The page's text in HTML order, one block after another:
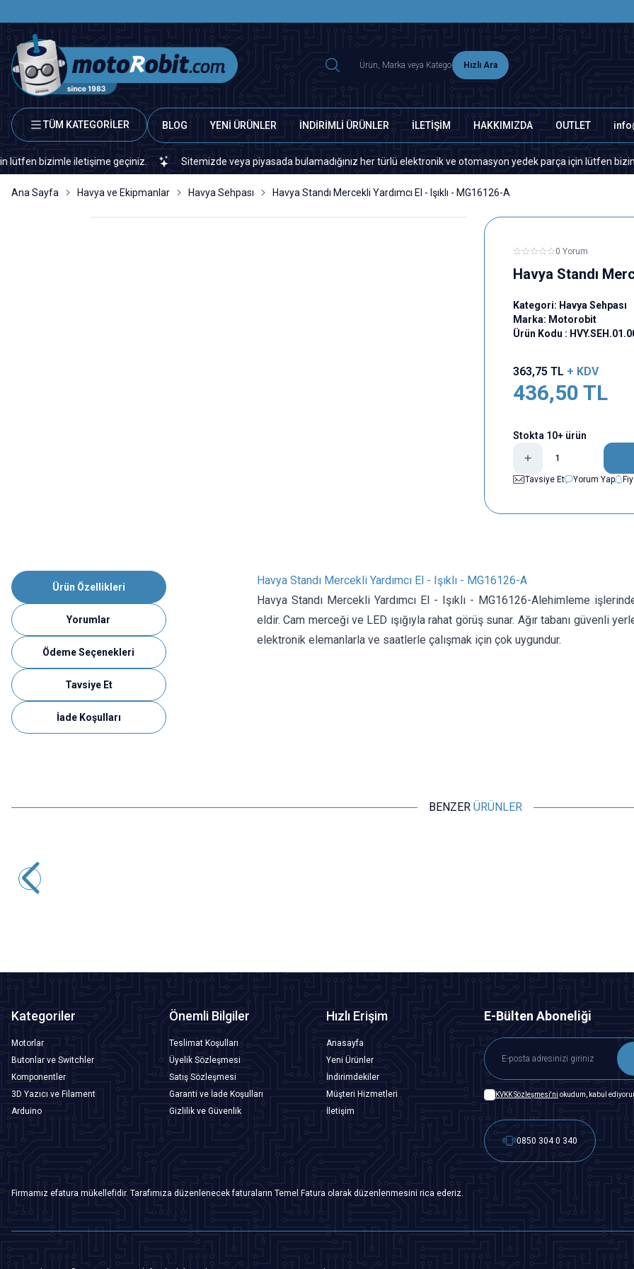
Hızlı Ara
TÜM KATEGORİLER BLOG YENİ ÜRÜNLER İNDİRİMLİ ÜRÜNLER İLETİŞİM HAKKIMIZDA OUTLET
bizimle iletişime geçiniz. Sitemizde veya piyasada bulamadığınız her türlü elektronik ve otomasyon yedek parça için lütfen bizimle
Ana Sayfa Havya ve Ekipmanlar Havya Sehpası Havya Standı Mercekli Yardımcı El - Işıklı - MG16126-A
0 Yorum
Havya Standı
Kategori: Havya Sehpası
Marka: Motorobit
Ürün Kodu :
363,75 TL + KDV
436,50 TL
Stokta 10+ ürün
Tavsiye Et
Yorum Yap
Ürün Özellikleri
Yorumlar
Ödeme Seçenekleri
Tavsiye Et
İade Koşulları
Havya Standı Mercekli Yardımcı El - Işıklı - MG16126-A
Havya Standı Mercekli Yardımcı El - Işıklı - MG16126-Alehimleme
eldir. Cam merceği ve LED ışığıyla rahat görüş sunar. Ağır tabanı güvenli
elektronik elemanlarla ve saatlerle çalışmak için çok uygundur.
BENZER ÜRÜNLER
Kategoriler
Motorlar
Butonlar ve Switchler
Komponentler
3D Yazıcı ve Filament
Arduino
Önemli Bilgiler
Teslimat Koşulları
Üyelik Sözleşmesi
Satış Sözleşmesi
Garanti ve İade Koşulları
Gizlilik ve Güvenlik
Hızlı Erişim
Anasayfa
Yeni Ürünler
İndirimdekiler
Müşteri Hizmetleri
İletişim
E-Bülten Aboneliği
KVKK Sözleşmesi'ni okudum, kabul
0850 304 0 340
Firmamız efatura mükellefidir. Tarafımıza düzenlenecek faturaların Temel Fatura olarak düzenlenmesini rica ederiz.